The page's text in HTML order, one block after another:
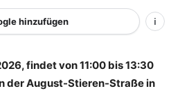
hinzufügen i
findet von 11:00 bis 13:30
der August-Stieren-Straße in